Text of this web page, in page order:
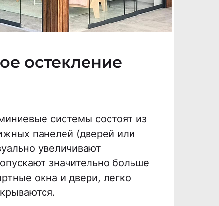
остекление
системы состоят из
панелей (дверей или
увеличивают
значительно больше
окна и двери, легко